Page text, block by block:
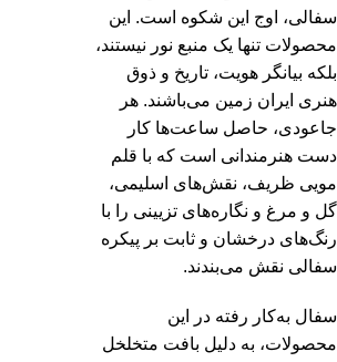
سفالی، اوج این شکوه است. این
محصولات تنها یک منبع نور نیستند،
بلکه بیانگر هویت، تاریخ و ذوق
هنری ایران زمین می‌باشند. هر
جاعودی، حاصل ساعت‌ها کار
دست هنرمندانی است که با قلم
مویی ظریف، نقش‌های اسلیمی،
گل و مرغ و نگاره‌های تزیینی را با
رنگ‌های درخشان و ثابت بر پیکره
سفالی نقش می‌بندند.
سفال به‌کار رفته در این
محصولات، به دلیل بافت متخلخل